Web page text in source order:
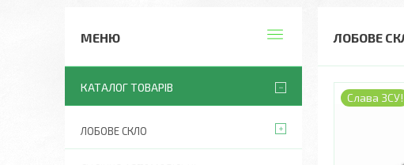
ЛОБОВЕ
Слава ЗСУ!
КАТАЛОГ ТОВАРІВ
ЛОБОВЕ СКЛО